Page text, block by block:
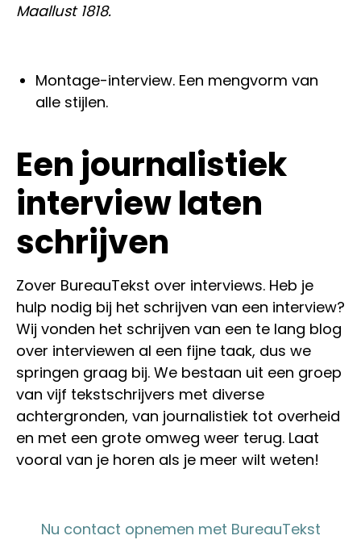
Maallust 1818.
Montage-interview. Een mengvorm van
alle stijlen.
Een journalistiek
interview laten
schrijven
Zover BureauTekst over interviews. Heb je
hulp nodig bij het schrijven van een interview?
Wij vonden het schrijven van een te lang blog
over interviewen al een fijne taak, dus we
springen graag bij. We bestaan uit een groep
van vijf tekstschrijvers met diverse
achtergronden, van journalistiek tot overheid
en met een grote omweg weer terug. Laat
vooral van je horen als je meer wilt weten!
Nu contact opnemen met BureauTekst